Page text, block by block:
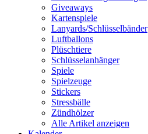
Giveaways
Kartenspiele
Lanyards/Schlüsselbänder
Luftballons
Plüschtiere
Schlüsselanhänger
Spiele
Spielzeuge
Stickers
Stressbälle
Zündhölzer
Alle Artikel anzeigen